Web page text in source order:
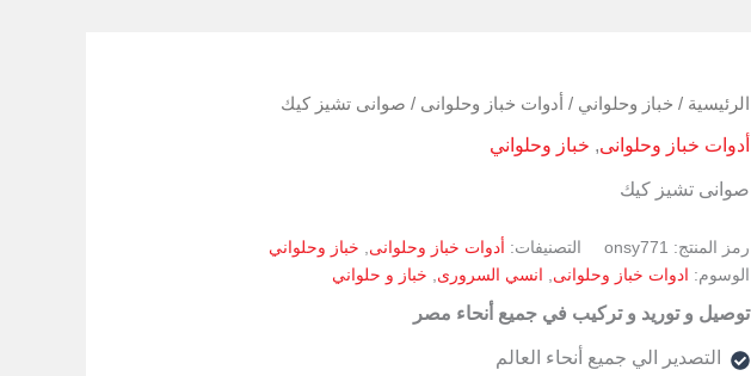
الرئيسية / خباز وحلواني / أدوات خباز وحلوانى / صوانى تشيز كيك
أدوات خباز وحلوانى, خباز وحلواني
صوانى تشيز كيك
رمز المنتج: onsy771 التصنيفات: أدوات خباز وحلوانى
خباز وحلواني
الوسوم: ادوات خباز وحلوانى انسي السرورى خباز و حلواني
توصيل و توريد و تركيب في جميع أنحاء مصر
التصدير الي جميع أنحاء العالم
كمية
تشيز